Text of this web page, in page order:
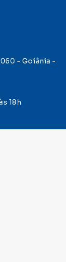
060 - Goiânia -
18h